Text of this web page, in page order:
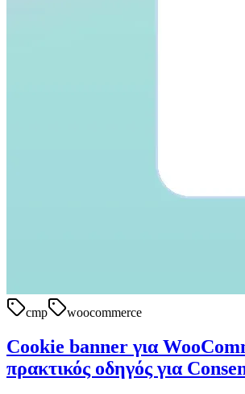
cmp woocommerce
Cookie banner για
πρακτικός οδηγός για